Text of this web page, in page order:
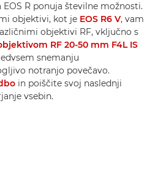
R ponuja številne možnosti.
objektivi, kot je EOS R6 V, vam
objektivi RF, vključno s
RF 20-50 mm F4L IS
snemanju
notranjo povečavo.
in poiščite svoj naslednji
vsebin.